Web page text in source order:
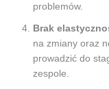
problemów.
Brak
na zmiany oraz
prowadzić do
zespole.